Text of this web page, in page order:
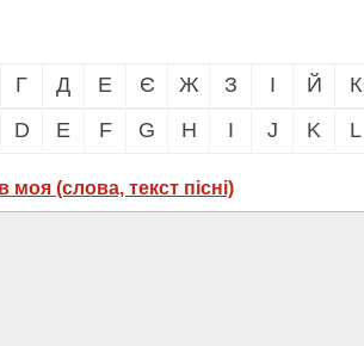
Г Д Е Є Ж З І Й К
D E F G H I J K L
моя (слова, текст пісні)